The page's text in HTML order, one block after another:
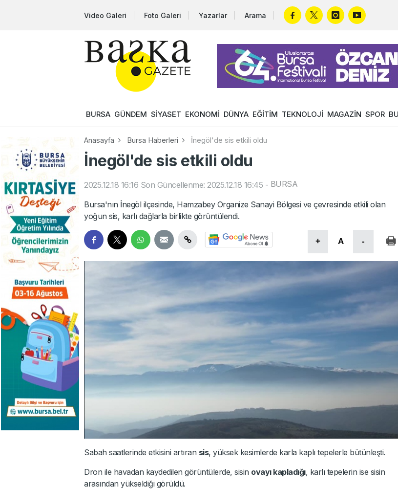
Video Galeri Foto Galeri Yazarlar Arama
BURSA GÜNDEM SİYASET EKONOMİ DÜNYA EĞİTİM TEKNOLOJİ MAGAZİN SPOR
Anasayfa Bursa Haberleri İnegöl'de sis etkili oldu
İnegöl'de sis etkili oldu
2025.12.18 16:16 Son Güncellenme: 2025.12.18 16:45 - BURSA
Bursa'nın İnegöl ilçesinde, Hamzabey Organize Sanayi Bölgesi ve çevresinde etkili olan
yoğun sis, karlı dağlarla birlikte görüntülendi.
+ A -
Sabah saatlerinde etkisini artıran sis, yüksek kesimlerde karla kaplı tepelerle bütünleşti.
Dron ile havadan kaydedilen görüntülerde, sisin ovayı kapladığı, karlı tepelerin ise sisin
arasından yükseldiği görüldü.